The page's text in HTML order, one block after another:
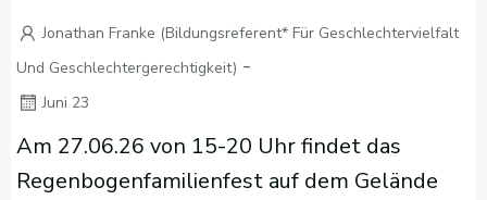
Jonathan Franke (Bildungsreferent* Für Geschlechtervielfalt
Und Geschlechtergerechtigkeit) -
Juni 23
Am 27.06.26 von 15-20 Uhr findet das
Regenbogenfamilienfest auf dem Gelände